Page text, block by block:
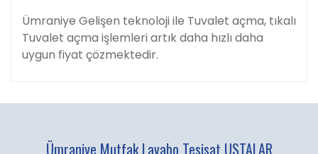
Ümraniye Gelişen teknoloji ile Tuvalet açma, tıkalı
Tuvalet açma işlemleri artık daha hızlı daha
uygun fiyat çözmektedir.
Ümraniye Mutfak Lavabo Tesisat USTALAR